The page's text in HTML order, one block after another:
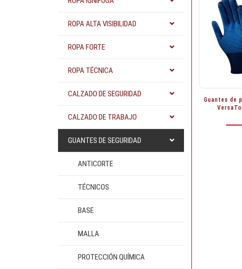
ROPA ALTA VISIBILIDAD
ROPA FORTE
ROPA TÉCNICA
CALZADO DE SEGURIDAD
CALZADO DE TRABAJO
GUANTES DE SEGURIDAD
ANTICORTE
TÉCNICOS
BASE
MALLA
PROTECCIÓN QUÍMICA
Guantes de